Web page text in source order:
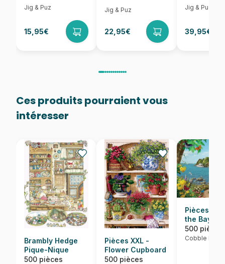
Jig & Puz
15,95€
Jig & Puz
22,95€
Jig & Puz
39,95€
Ces produits pourraient vous
intéresser
Brambly Hedge
Pique-Nique
500 pièces
Pièces XXL -
Flower Cupboard
500 pièces
Pièces
the Bay
500 pièces
Cobble Hill